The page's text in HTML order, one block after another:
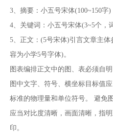
3、摘要：小五号宋体(100~150字)
4、关键词：小五号宋体(3~5个，
5、正文：(5号宋体)引言文章主
容为小学5号字体)。
图表编排正文中的图、表必须自
图中文字、符号、横坐标目标值
标准的物理量和单位符号。 避免
应当对比度清晰，画面清晰，指
印。